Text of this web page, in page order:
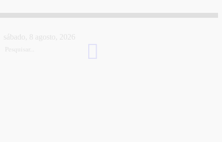
sábado, 8 agosto, 2026